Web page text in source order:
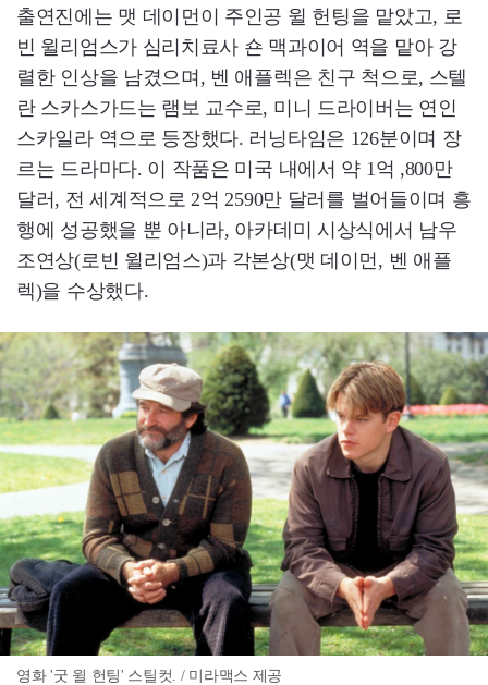
출연진에는 맷 데이먼이 주인공 윌 헌팅을 맡았고, 로
빈 윌리엄스가 심리치료사 숀 맥과이어 역을 맡아 강
렬한 인상을 남겼으며, 벤 애플렉은 친구 척으로, 스텔
란 스카스가드는 램보 교수로, 미니 드라이버는 연인
스카일라 역으로 등장했다. 러닝타임은 126분이며 장
르는 드라마다. 이 작품은 미국 내에서 약 1억 ,800만
달러, 전 세계적으로 2억 2590만 달러를 벌어들이며 흥
행에 성공했을 뿐 아니라, 아카데미 시상식에서 남우
조연상(로빈 윌리엄스)과 각본상(맷 데이먼, 벤 애플
렉)을 수상했다.
영화 '굿 윌 헌팅' 스틸컷. / 미라맥스 제공